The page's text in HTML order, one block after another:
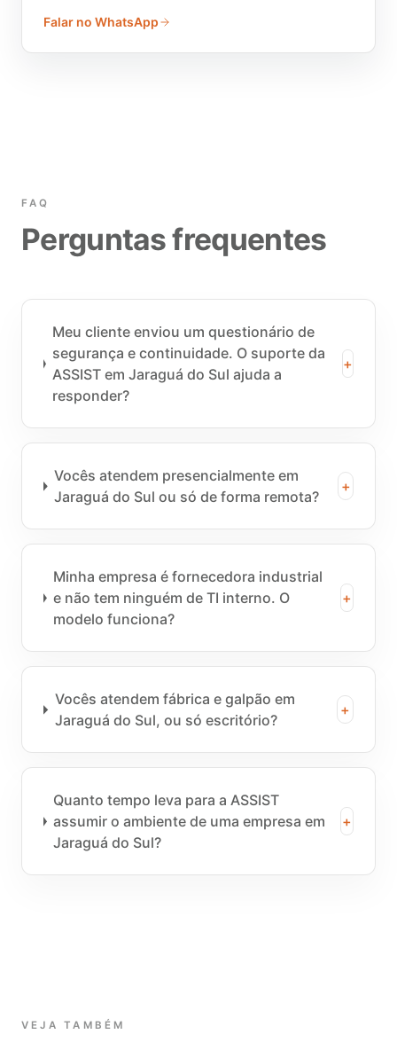
Falar no WhatsApp
FAQ
Perguntas frequentes
Meu cliente enviou um questionário de
segurança e continuidade. O suporte da
ASSIST em Jaraguá do Sul ajuda a
responder?
+
Vocês atendem presencialmente em
Jaraguá do Sul ou só de forma remota?
+
Minha empresa é fornecedora industrial
e não tem ninguém de TI interno. O
modelo funciona?
+
Vocês atendem fábrica e galpão em
Jaraguá do Sul, ou só escritório?
+
Quanto tempo leva para a ASSIST
assumir o ambiente de uma empresa em
Jaraguá do Sul?
+
VEJA TAMBÉM